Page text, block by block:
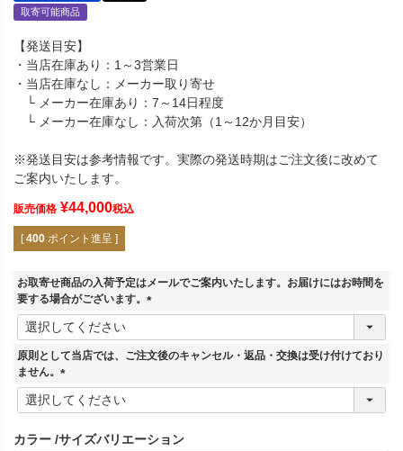
取寄可能商品
【発送目安】
・当店在庫あり：1～3営業日
・当店在庫なし：メーカー取り寄せ
└ メーカー在庫あり：7～14日程度
└ メーカー在庫なし：入荷次第（1～12か月目安）
※発送目安は参考情報です。実際の発送時期はご注文後に改めて
ご案内いたします。
販売価格 ¥44,000税込
[ 400 ポイント進呈 ]
お取寄せ商品の入荷予定はメールでご案内いたします。お届けにはお時間を
要する場合がございます。
(
須
原則として当店では、ご注文後のキャンセル・返品・交換は受け付けており
ません。
(
必
)
カラー サイズバリエーション